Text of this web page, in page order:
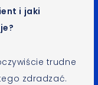
i jaki
trudne
zdradzać.